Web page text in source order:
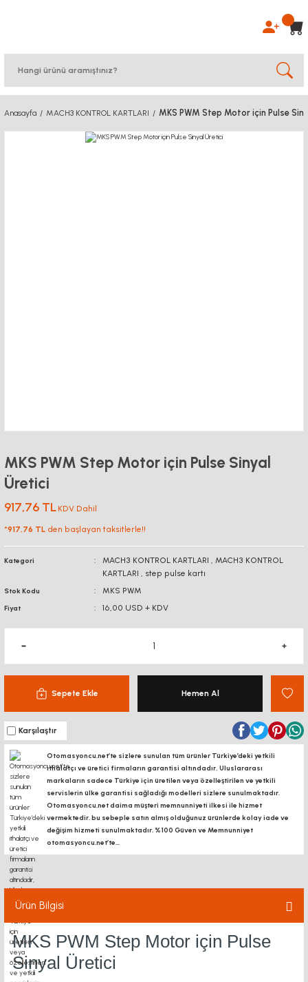
Anasayfa MACH3 KONTROL KARTLARI MKS PWM Step Motor için Pulse
MKS PWM Step Motor için Pulse Sinyal
Üretici
917,76 TL KDV Dahil
*917,76 TL den başlayan taksitlerle!!
Kategori MACH3 KONTROL KARTLARI , MACH3 KONTROL
KARTLARI , step pulse kartı
Stok Kodu MKS PWM
Fiyat 16,00 USD + KDV
Sepete Ekle Hemen Al
Karşılaştır
Otomasyoncu.net’te sizlere sunulan tüm ürünler Türkiye’deki yetkili
ithalatçı ve üretici firmaların garantisi altındadır, Uluslararası
markaların sadece Türkiye için üretilen veya özelleştirilen ve yetkili
servislerin ülke garantisi sağladığı modelleri sizlere sunulmaktadır.
Otomasyoncu.net daima müşteri memnunniyeti ilkesi ile hizmet
vermektedir. bu sebeple satın almış olduğunuz ürünlerde kolay iade ve
değişim hizmeti sunulmaktadır. %100 Güven ve Memnunniyet
otomasyoncu.net’te...
Ürün Bilgisi
MKS PWM Step Motor için Pulse
Sinyal Üretici